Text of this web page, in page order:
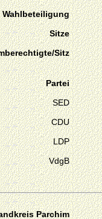
Wahlbeteiligung
Sitze
Sitz
Partei
SED
CDU
LDP
VdgB
Parchim